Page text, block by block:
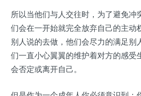
所以当他们与人交往时，为了避免冲
们会在一开始就完全放弃自己的主动
别人说的去做，他们会尽力的满足别
们一直小心翼翼的维护着对方的感受
会否定或离开自己。